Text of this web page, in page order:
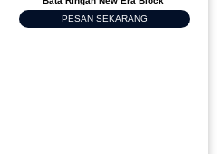
PESAN SEKARANG